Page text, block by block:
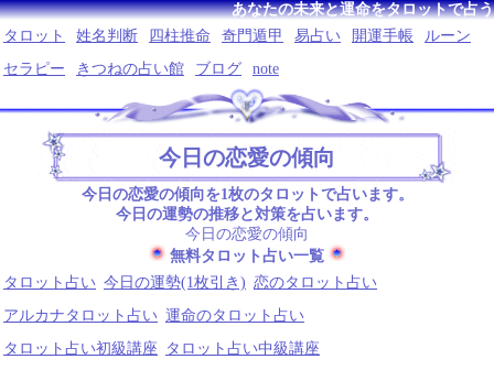
あなたの未来と運命をタロットで占う
タロット
姓名判断 四柱推命 奇門遁甲 易占い 開運手帳
ルーン
セラピー
きつねの占い館 ブログ note
今日の恋愛の傾向
今日の恋愛の傾向を1枚のタロットで占います。
今日の運勢の推移と対策を占います。
今日の恋愛の傾向
無料タロット占い一覧
タロット占い 今日の運勢(1枚引き) 恋のタロット占い
アルカナタロット占い 運命のタロット占い
タロット占い初級講座
タロット占い中級講座